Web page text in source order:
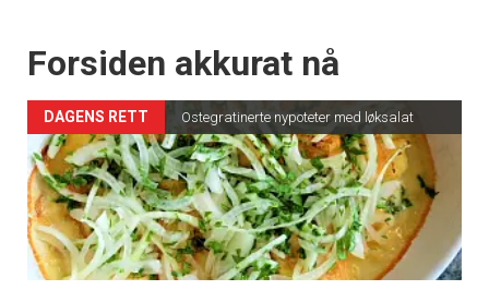
Forsiden akkurat nå
DAGENS RETT Ostegratinerte nypoteter med løksalat